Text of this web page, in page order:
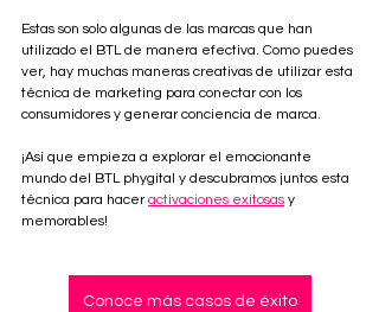
Estas son solo algunas de las marcas que han
utilizado el BTL de manera efectiva. Como puedes
ver, hay muchas maneras creativas de utilizar esta
técnica de marketing para conectar con los
consumidores y generar conciencia de marca.
¡Así que empieza a explorar el emocionante
mundo del BTL phygital y descubramos juntos esta
técnica para hacer activaciones exitosas y
memorables!
Conoce más casos de éxito